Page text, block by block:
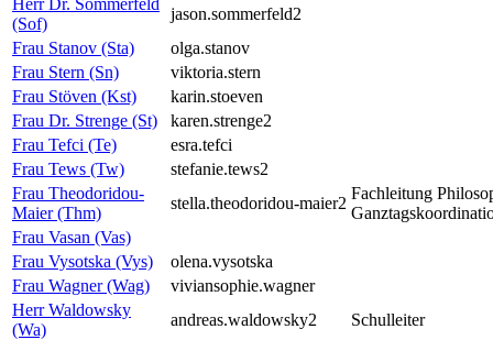
(Sof)
jason.sommerfeld2
Frau Stanov (Sta)
olga.stanov
Frau Stern (Sn)
viktoria.stern
Frau Stöven (Kst)
karin.stoeven
Frau Dr. Strenge (St)
karen.strenge2
Frau Tefci (Te)
esra.tefci
Frau Tews (Tw)
stefanie.tews2
Frau Theodoridou-
Maier (Thm)
stella.theodoridou-maier2
Fachleitung
Frau Vasan (Vas)
Frau Vysotska (Vys)
olena.vysotska
Frau Wagner (Wag)
viviansophie.wagner
Herr Waldowsky
(Wa)
andreas.waldowsky2
Schulleiter